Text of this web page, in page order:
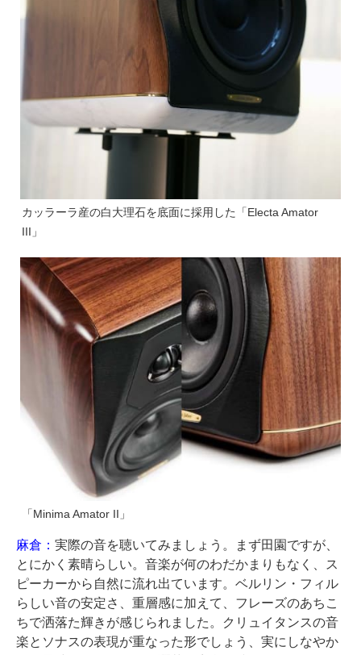
カッラーラ産の白大理石を底面に採用した「Electa Amator
III」
「Minima Amator II」
麻倉： 実際の音を聴いてみましょう。まず田園ですが、
とにかく素晴らしい。音楽が何のわだかまりもなく、ス
ピーカーから自然に流れ出ています。ベルリン・フィル
らしい音の安定さ、重層感に加えて、フレーズのあちこ
ちで洒落た輝きが感じられました。クリュイタンスの音
楽とソナスの表現が重なった形でしょう、実にしなやか